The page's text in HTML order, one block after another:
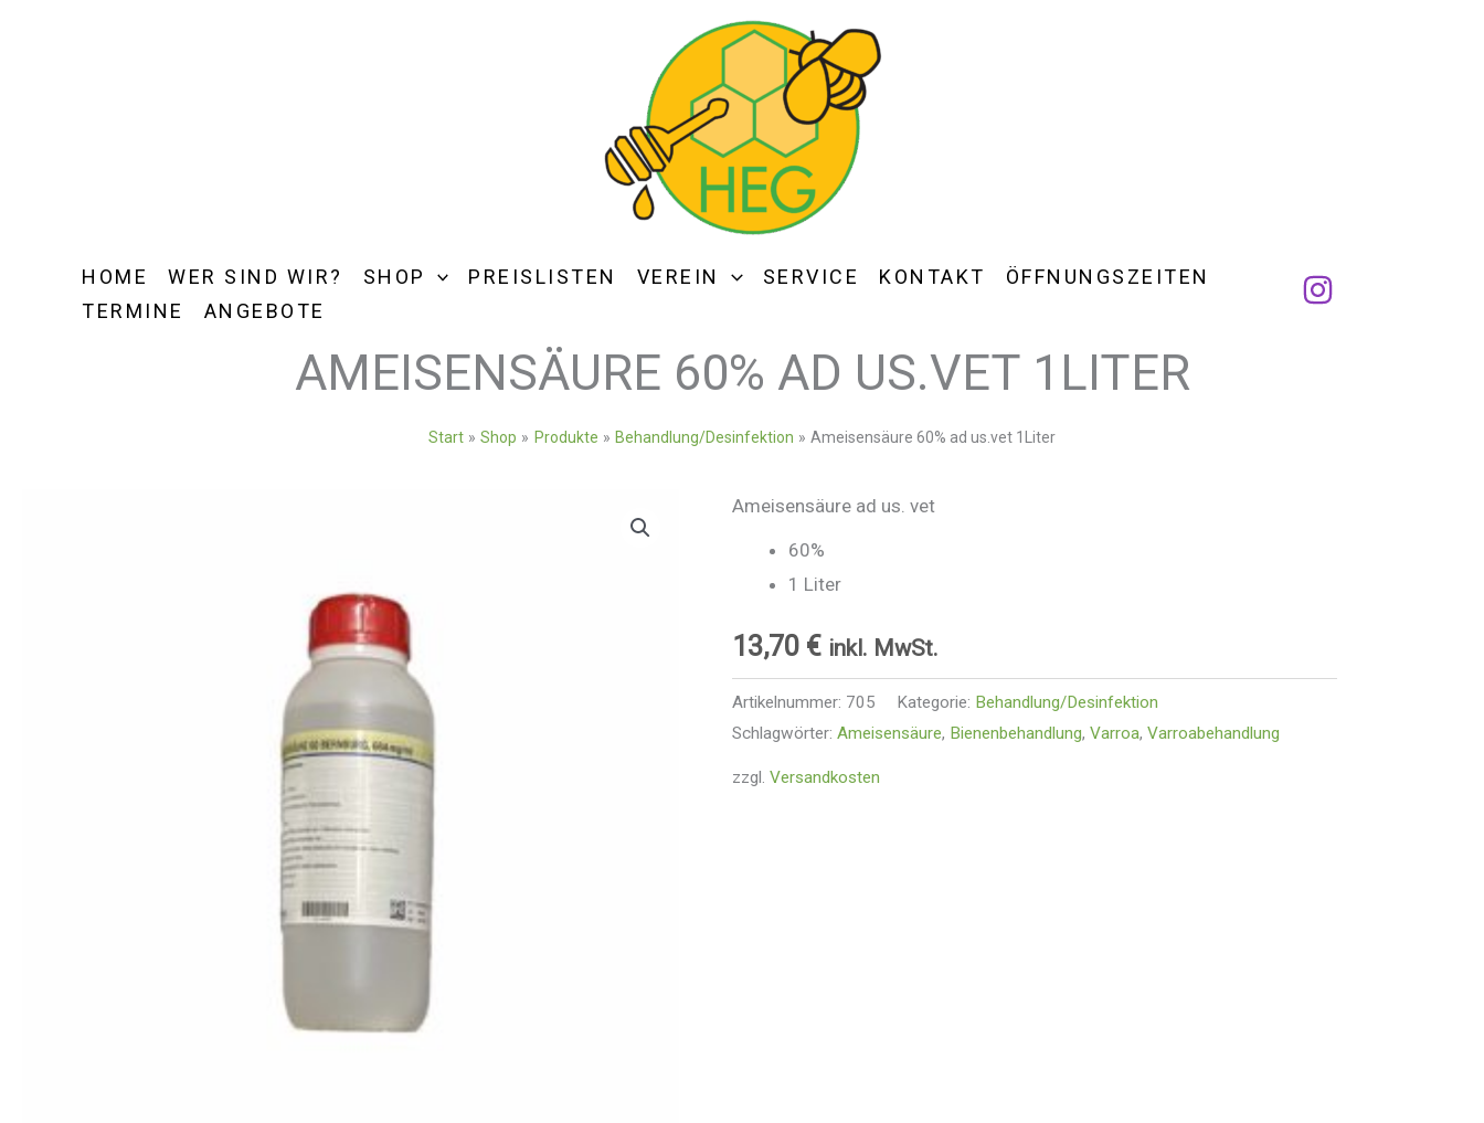
HOME WER SIND WIR? SHOP PREISLISTEN VEREIN SERVICE KONTAKT
ÖFFNUNGSZEITEN
TERMINE
ANGEBOTE
AMEISENSÄURE 60% AD US.VET 1LITER
Start Shop Produkte Behandlung/Desinfektion Ameisensäure 60% ad us.vet 1Liter
Ameisensäure ad us. vet
60%
1 Liter
13,70 € inkl. MwSt.
Artikelnummer: 705 Kategorie: Behandlung/Desinfektion
Schlagwörter: Ameisensäure, Bienenbehandlung, Varroa, Varroabehandlung
zzgl. Versandkosten